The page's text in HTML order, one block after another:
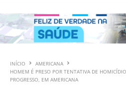
INÍCIO
AMERICANA
HOMEM É PRESO POR TENTATIVA DE
PROGRESSO, EM AMERICANA